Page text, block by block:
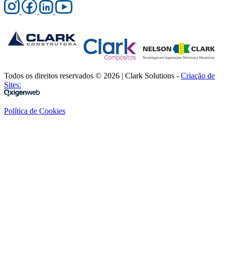
Todos os direitos reservados © 2026 | Clark Solutions - Criação de
Sites:
Política de Cookies